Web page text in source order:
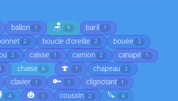
ballon 1 🪑 9 baril 1
2 boucle d'oreille 2 bouée 3
2 caisse 1 camion 2 canapé 1
chaise 6 🍄 1 chapeau 3
clavier 1 🔑 1 clignotant 1
🕴️ 4 🎃 1 coussin 2 🔪 4